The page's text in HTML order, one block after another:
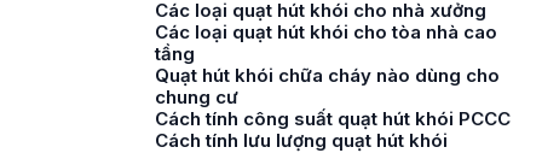
Các loại quạt hút khói cho nhà xưởng
Các loại quạt hút khói cho tòa nhà cao
tầng
Quạt hút khói chữa cháy nào dùng cho
chung cư
Cách tính công suất quạt hút khói PCCC
Cách tính lưu lượng quạt hút khói